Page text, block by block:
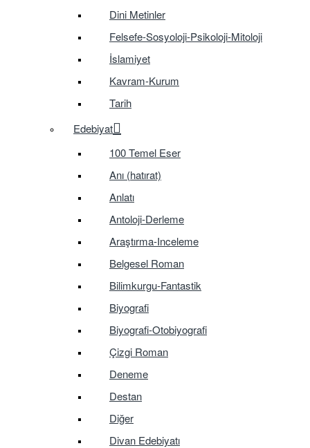
Dini Metinler
Felsefe-Sosyoloji-Psikoloji-Mitoloji
İslamiyet
Kavram-Kurum
Tarih
Edebiyat
100 Temel Eser
Anı (hatırat)
Anlatı
Antoloji-Derleme
Araştırma-Inceleme
Belgesel Roman
Bilimkurgu-Fantastik
Biyografi
Biyografi-Otobiyografi
Çizgi Roman
Deneme
Destan
Diğer
Divan Edebiyatı